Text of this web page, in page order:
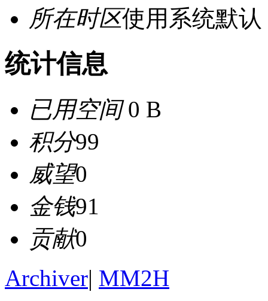
所在时区使用系统默认
统计信息
已用空间0 B
积分99
威望0
金钱91
贡献0
Archiver| MM2H